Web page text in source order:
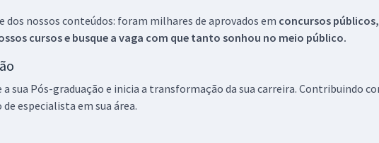
dos nossos conteúdos: foram milhares de aprovados em concursos
cursos e busque a vaga com que tanto sonhou no meio público.
a sua Pós-graduação e inicia a transformação da sua carreira. Contribuindo
especialista em sua área.